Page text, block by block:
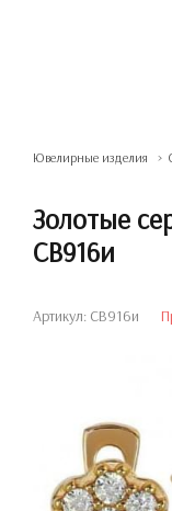
Ювелирные изделия
Золотые
СВ916и
Артикул: СВ916и